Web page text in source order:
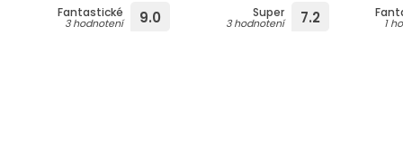
Fantastické
3 hodnotení 9.0 Super
3 hodnotení 7.2 1